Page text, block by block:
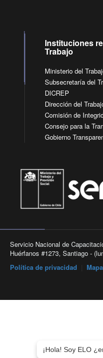
Instituciones
Trabajo
Ministerio del
Subsecretaría del
DICREP
Dirección del
Comisión de
Consejo para la
Gobierno
Servicio Nacional de
Huérfanos #1273, Santiago -
Política de privacidad
¡Hola! Soy ELO